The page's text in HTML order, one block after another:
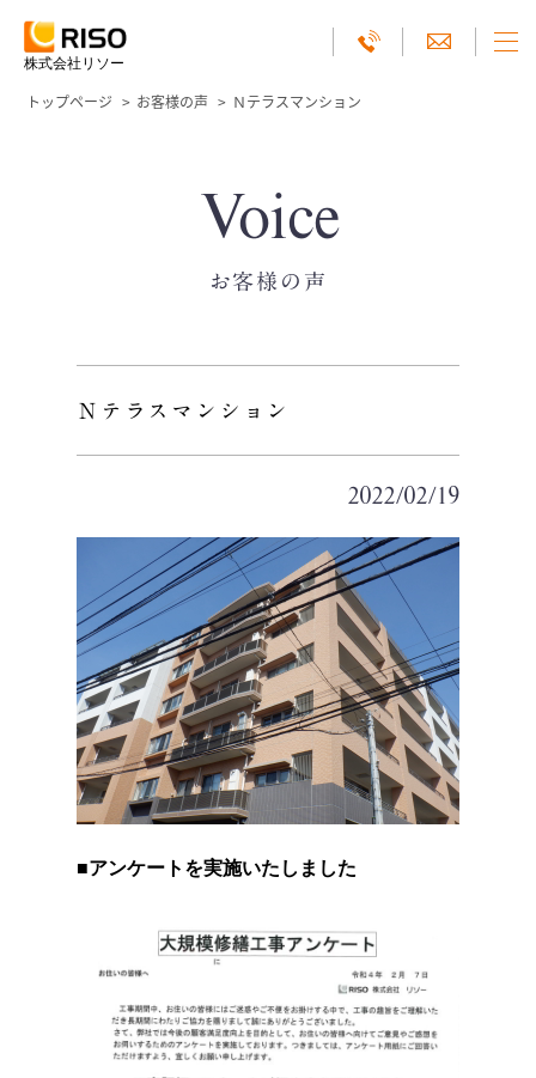
株式会社リソー
トップページ お客様の声 Ｎテラスマンション
Voice
お客様の声
Ｎテラスマンション
2022/02/19
■アンケートを実施いたしました